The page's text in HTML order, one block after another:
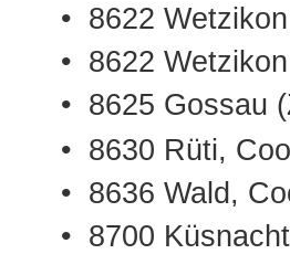
• 8622
• 8622
• 8625 Gossau
• 8630 Rüti,
• 8636 Wald,
• 8700